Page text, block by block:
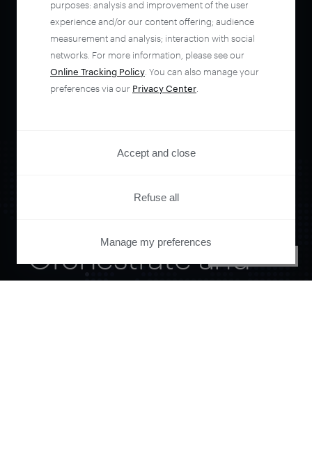
Orchestrate and
purposes: analysis and improvement of the user
experience and/or our content offering; audience
measurement and analysis; interaction with social
networks. For more information, please see our
Online Tracking Policy . You can also manage your
preferences via our Privacy Center
Accept and close
Refuse all
Manage my preferences